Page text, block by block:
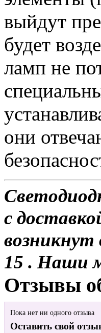
выйдут
будет
ламп не
они
с
возникнут
15 . Наши
Отзывы
Пока нет ни одного отзыва
Оставить свой